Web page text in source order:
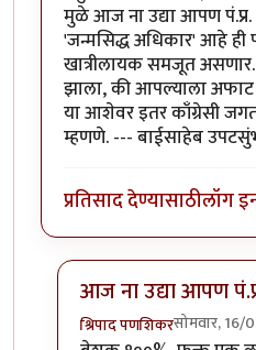
मुळे आज ना उद्या आपण
'जन्मसिद्ध अधिकार' आहे ही
खात्रीलायक समजूत असणार.
झाला, की आपल्याला
या आशेवर इतर काँग्रेसी
म्हणणे. --- बाईसाहेब
प्रतिसाद देण्यासाठीलॉग
आज ना उद्या आपण
श्रिपाद पणशिकरसोमवार, 16/